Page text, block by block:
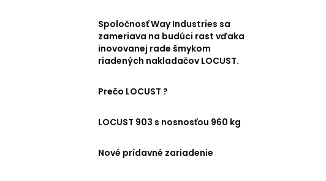
Spoločnosť Way Industries sa
zameriava na budúci rast vďaka
inovovanej rade šmykom
riadených nakladačov LOCUST.
Prečo LOCUST ?
LOCUST 903 s nosnosťou 960 kg
Nové prídavné zariadenie